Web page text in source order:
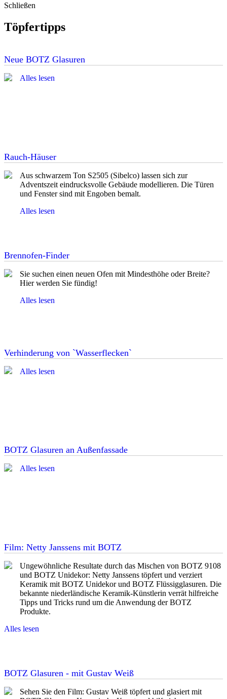
Schließen
Töpfertipps
Neue BOTZ Glasuren
Alles lesen
Rauch-Häuser
Aus schwarzem Ton S2505 (Sibelco) lassen sich zur
Adventszeit eindrucksvolle Gebäude modellieren. Die Türen
und Fenster sind mit Engoben bemalt.
Alles lesen
Brennofen-Finder
Sie suchen einen neuen Ofen mit Mindesthöhe oder Breite?
Hier werden Sie fündig!
Alles lesen
Verhinderung von `Wasserflecken`
Alles lesen
BOTZ Glasuren an Außenfassade
Alles lesen
Film: Netty Janssens mit BOTZ
Ungewöhnliche Resultate durch das Mischen von BOTZ 9108
und BOTZ Unidekor: Netty Janssens töpfert und verziert
Keramik mit BOTZ Unidekor und BOTZ Flüssigglasuren. Die
bekannte niederländische Keramik-Künstlerin verrät hilfreiche
Tipps und Tricks rund um die Anwendung der BOTZ
Produkte.
Alles lesen
BOTZ Glasuren - mit Gustav Weiß
Sehen Sie den Film: Gustav Weiß töpfert und glasiert mit